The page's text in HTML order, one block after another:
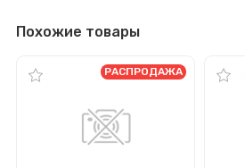
Похожие товары
РАСПРОДАЖА